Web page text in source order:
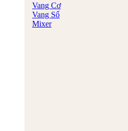
Vang Cơ
Vang Số
Mixer